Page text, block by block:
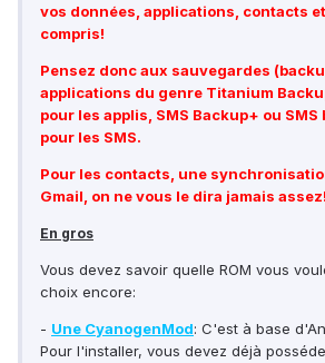
vos données, applications, contacts et
compris!
Pensez donc aux sauvegardes
applications du genre Titanium
pour les applis, SMS Backup+ ou
pour les SMS.
Pour les contacts, une
Gmail, on ne vous le dira jamais
En gros
Vous devez savoir quelle ROM vous
choix encore:
- Une CyanogenMod: C'est à base
Pour l'installer, vous devez déjà